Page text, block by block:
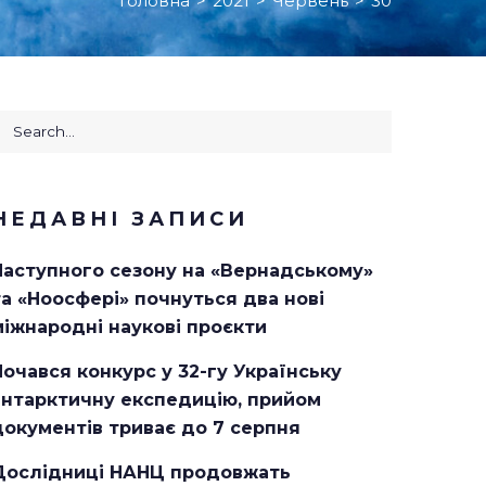
ЗАПИСИ
сезону на «Вернадському»
«Ноосфері» почнуться два нові
наукові проєкти
конкурс у 32-гу Українську
експедицію, прийом
триває до 7 серпня
НАНЦ продовжать